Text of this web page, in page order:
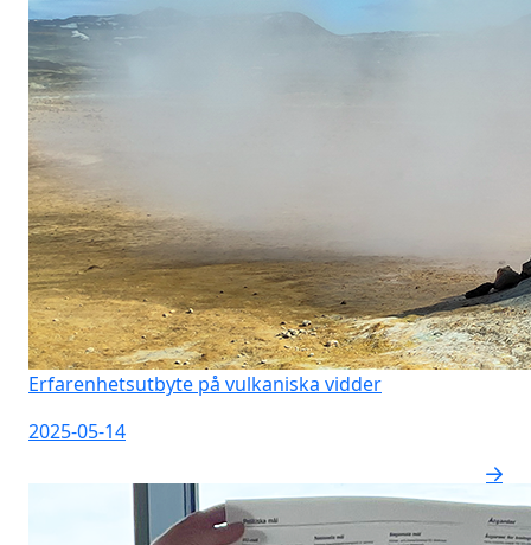
Erfarenhetsutbyte på vulkaniska vidder
2025-05-14